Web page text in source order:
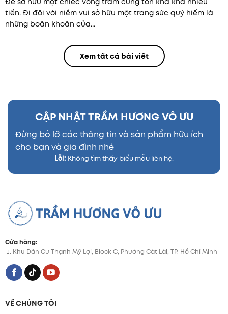
tiền. Đi đôi với niềm vui sở hữu một trang sức quý hiếm là
những boăn khoăn của...
Xem tất cả bài viết
CẬP NHẬT TRẦM HƯƠNG VÔ ƯU
Đừng bỏ lỡ các thông tin và sản phẩm hữu ích
cho bạn và gia đình nhé
Lỗi: Không tìm thấy biểu mẫu liên hệ.
Cửa hàng:
Khu Dân Cư Thạnh Mỹ Lợi, Block C, Phường Cát Lái, TP. Hồ Chí Minh
VỀ CHÚNG TÔI